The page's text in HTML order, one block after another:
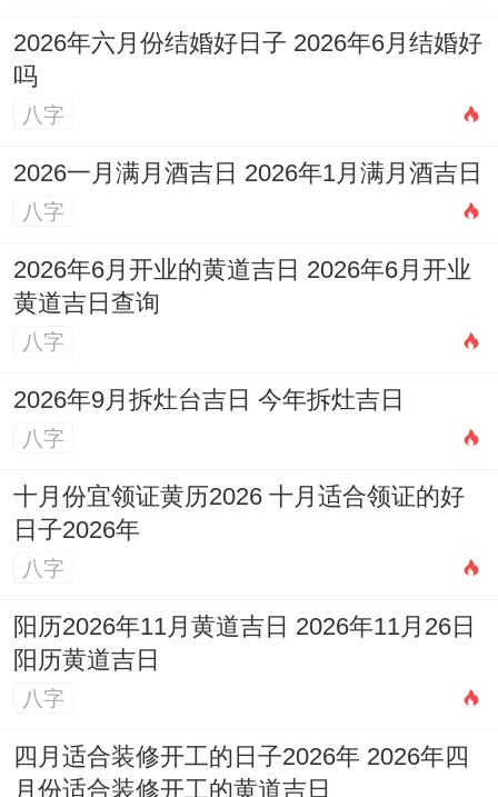
2026年六月份结婚好日子 2026年6月结婚好
吗
八字
2026一月满月酒吉日 2026年1月满月酒吉日
八字
2026年6月开业的黄道吉日 2026年6月开业
黄道吉日查询
八字
2026年9月拆灶台吉日 今年拆灶吉日
八字
十月份宜领证黄历2026 十月适合领证的好
日子2026年
八字
阳历2026年11月黄道吉日 2026年11月26日
阳历黄道吉日
八字
四月适合装修开工的日子2026年 2026年四
月份适合装修开工的黄道吉日